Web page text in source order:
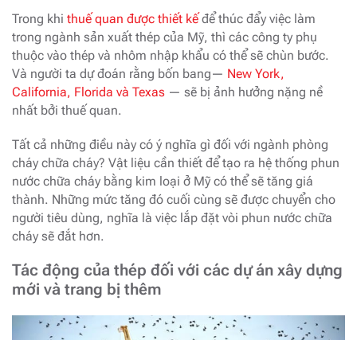
Trong khi thuế quan được thiết kếđể thúc đẩy việc làm
trong ngành sản xuất thép của Mỹ, thì các công ty phụ
thuộc vào thép và nhôm nhập khẩu có thể sẽ chùn bước.
Và người ta dự đoán rằng bốn bang— New York,
California, Florida và Texas — sẽ bị ảnh hưởng nặng nề
nhất bởi thuế quan.
Tất cả những điều này có ý nghĩa gì đối với ngành phòng
cháy chữa cháy? Vật liệu cần thiết để tạo ra hệ thống phun
nước chữa cháy bằng kim loại ở Mỹ có thể sẽ tăng giá
thành. Những mức tăng đó cuối cùng sẽ được chuyển cho
người tiêu dùng, nghĩa là việc lắp đặt vòi phun nước chữa
cháy sẽ đắt hơn.
Tác động của thép đối với các dự án xây dựng
mới và trang bị thêm